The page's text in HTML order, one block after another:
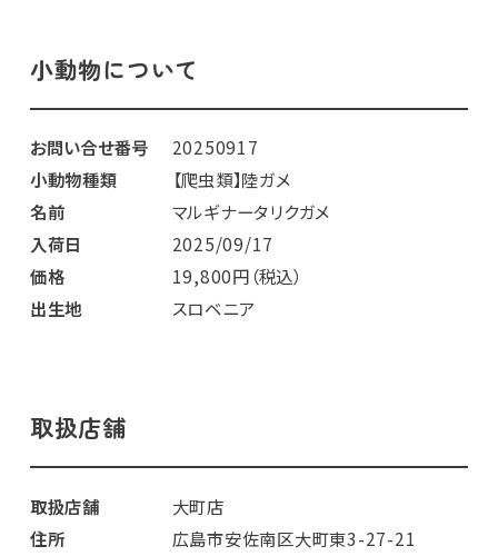
小動物について
お問い合せ番号
20250917
小動物種類
【爬虫類】陸ガメ
名前
マルギナータリクガメ
入荷日
2025/09/17
価格
19,800円（税込）
出生地
スロベニア
取扱店舗
取扱店舗
大町店
住所
広島市安佐南区大町東3-27-21